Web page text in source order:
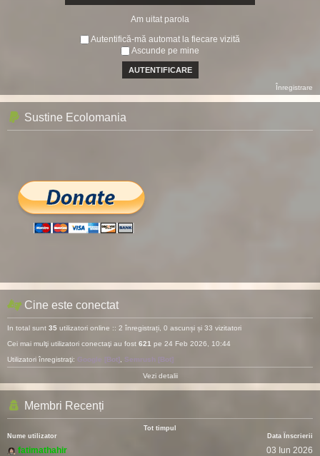
Am uitat parola
Autentifică-mă automat la fiecare vizită
Ascunde pe mine
Înregistrare
Sustine Ecolomania
Cine este conectat
In total sunt 35 utilizatori online :: 2 înregistrați, 0 ascunși și 33 vizitatori
Cei mai mulţi utilizatori conectaţi au fost 621 pe 24 Feb 2026, 10:44
Utilizatori înregistraţi: Google [Bot] Semrush [Bot]
Vezi detalii
Membri Recenți
Tot timpul
Nume utilizator
Data Înscrierii
fatimathahir
03 Iun 2026